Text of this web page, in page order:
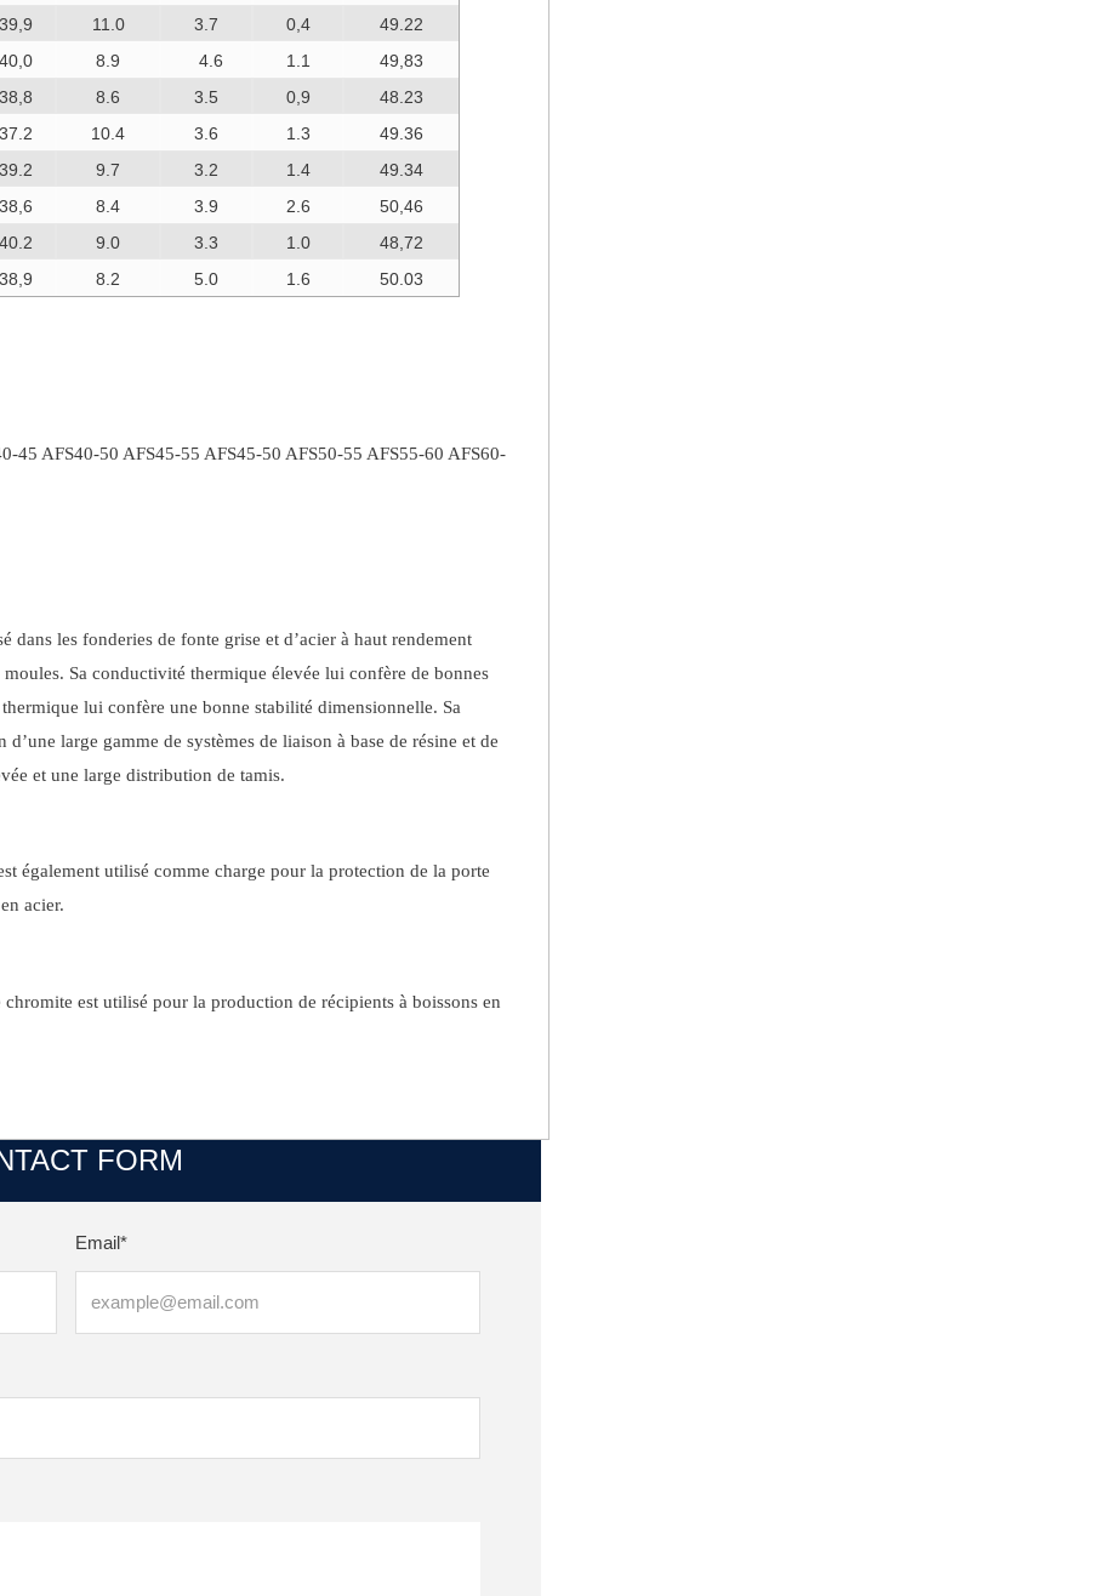
39,9 11.0 3.7 0,4
49.22
40,0 8.9 4.6 1.1
49,83
38,8 8.6 3.5 0,9
48.23
37.2 10.4 3.6 1.3
49.36
39.2 9.7 3.2 1.4
49.34
38,6 8.4 3.9 2.6
50,46
40.2 9.0 3.3 1.0
48,72
38,9 8.2 5.0 1.6 50.03
45 AFS40-50 AFS45-55 AFS45-50 AFS50-55 AFS55-60 AFS60-
dans les fonderies de fonte grise et d’acier à haut rendement
Sa conductivité thermique élevée lui confère de bonnes
lui confère une bonne stabilité dimensionnelle. Sa
large gamme de systèmes de liaison à base de résine et de
et une large distribution de tamis.
également utilisé comme charge pour la protection de la porte
acier.
est utilisé pour la production de récipients à boissons en
FORM
Email*